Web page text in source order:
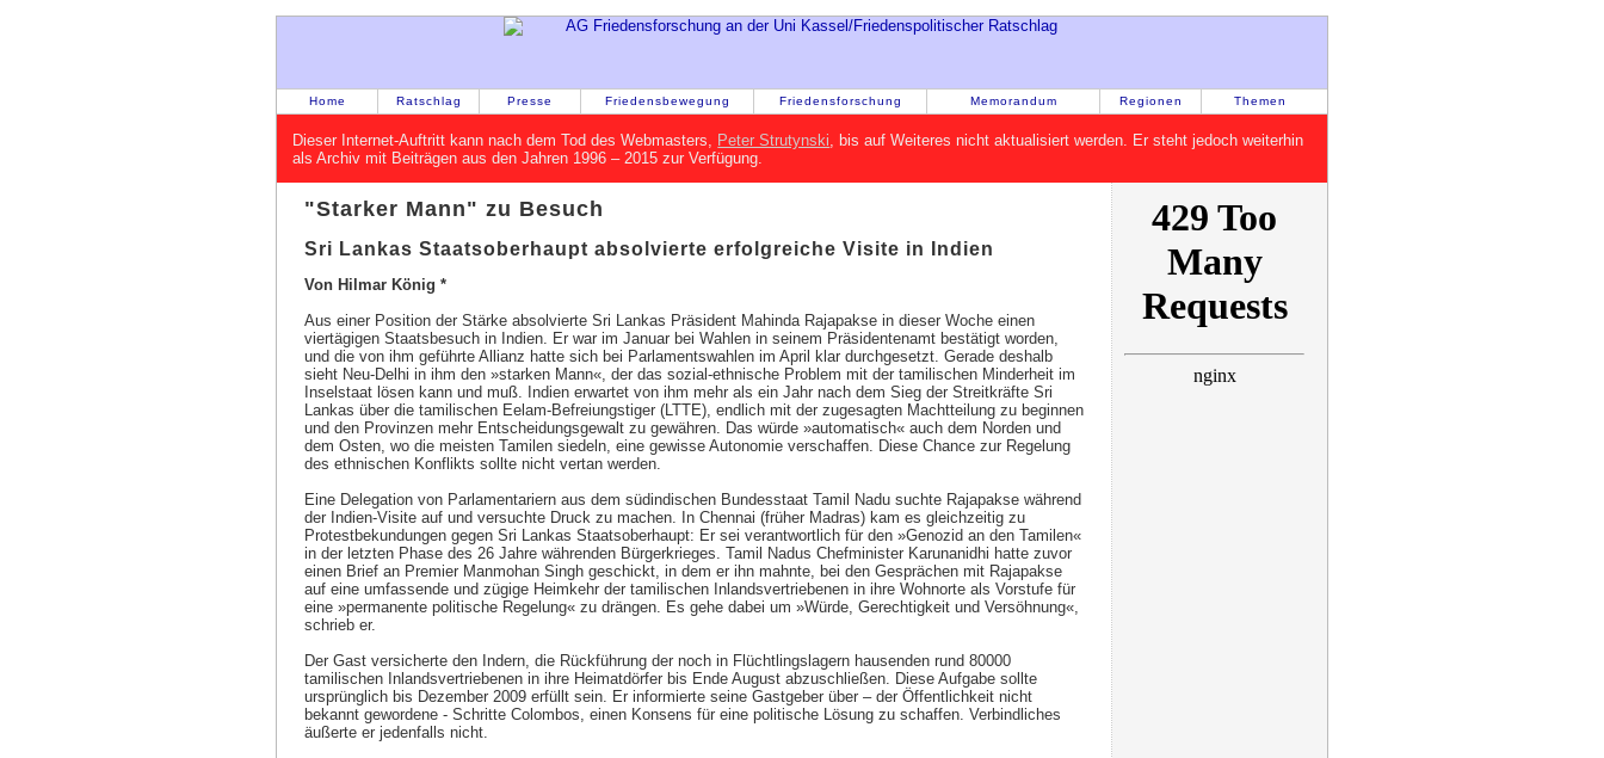
Home Ratschlag Presse Friedensbewegung Friedensforschung Memorandum Regionen Themen
Dieser Internet-Auftritt kann nach dem Tod des Webmasters, Peter Strutynski , bis auf Weiteres nicht aktualisiert werden. Er steht jedoch weiterhin
als Archiv mit Beiträgen aus den Jahren 1996 – 2015 zur Verfügung.
"Starker Mann" zu Besuch
Sri Lankas Staatsoberhaupt absolvierte erfolgreiche Visite in Indien
Von Hilmar König *
Aus einer Position der Stärke absolvierte Sri Lankas Präsident Mahinda Rajapakse in dieser Woche einen
viertägigen Staatsbesuch in Indien. Er war im Januar bei Wahlen in seinem Präsidentenamt bestätigt worden,
und die von ihm geführte Allianz hatte sich bei Parlamentswahlen im April klar durchgesetzt. Gerade deshalb
sieht Neu-Delhi in ihm den »starken Mann«, der das sozial-ethnische Problem mit der tamilischen Minderheit im
Inselstaat lösen kann und muß. Indien erwartet von ihm mehr als ein Jahr nach dem Sieg der Streitkräfte Sri
Lankas über die tamilischen Eelam-Befreiungstiger (LTTE), endlich mit der zugesagten Machtteilung zu beginnen
und den Provinzen mehr Entscheidungsgewalt zu gewähren. Das würde »automatisch« auch dem Norden und
dem Osten, wo die meisten Tamilen siedeln, eine gewisse Autonomie verschaffen. Diese Chance zur Regelung
des ethnischen Konflikts sollte nicht vertan werden.
Eine Delegation von Parlamentariern aus dem südindischen Bundesstaat Tamil Nadu suchte Rajapakse während
der Indien-Visite auf und versuchte Druck zu machen. In Chennai (früher Madras) kam es gleichzeitig zu
Protestbekundungen gegen Sri Lankas Staatsoberhaupt: Er sei verantwortlich für den »Genozid an den Tamilen«
in der letzten Phase des 26 Jahre währenden Bürgerkrieges. Tamil Nadus Chefminister Karunanidhi hatte zuvor
einen Brief an Premier Manmohan Singh geschickt, in dem er ihn mahnte, bei den Gesprächen mit Rajapakse
auf eine umfassende und zügige Heimkehr der tamilischen Inlandsvertriebenen in ihre Wohnorte als Vorstufe für
eine »permanente politische Regelung« zu drängen. Es gehe dabei um »Würde, Gerechtigkeit und Versöhnung«,
schrieb er.
Der Gast versicherte den Indern, die Rückführung der noch in Flüchtlingslagern hausenden rund 80000
tamilischen Inlandsvertriebenen in ihre Heimatdörfer bis Ende August abzuschließen. Diese Aufgabe sollte
ursprünglich bis Dezember 2009 erfüllt sein. Er informierte seine Gastgeber über – der Öffentlichkeit nicht
bekannt gewordene - Schritte Colombos, einen Konsens für eine politische Lösung zu schaffen. Verbindliches
äußerte er jedenfalls nicht.